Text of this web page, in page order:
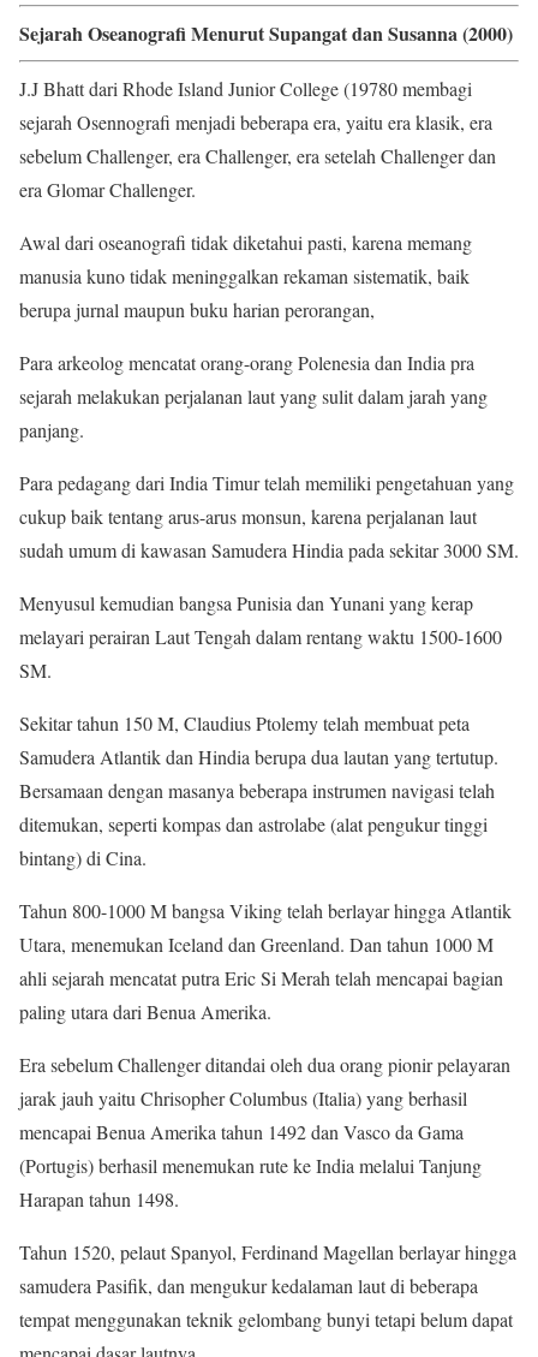
Sejarah Oseanografi Menurut Supangat dan Susanna (2000)
J.J Bhatt dari Rhode Island Junior College (19780 membagi
sejarah Osennografi menjadi beberapa era, yaitu era klasik, era
sebelum Challenger, era Challenger, era setelah Challenger dan
era Glomar Challenger.
Awal dari oseanografi tidak diketahui pasti, karena memang
manusia kuno tidak meninggalkan rekaman sistematik, baik
berupa jurnal maupun buku harian perorangan,
Para arkeolog mencatat orang-orang Polenesia dan India pra
sejarah melakukan perjalanan laut yang sulit dalam jarah yang
panjang.
Para pedagang dari India Timur telah memiliki pengetahuan yang
cukup baik tentang arus-arus monsun, karena perjalanan laut
sudah umum di kawasan Samudera Hindia pada sekitar 3000 SM.
Menyusul kemudian bangsa Punisia dan Yunani yang kerap
melayari perairan Laut Tengah dalam rentang waktu 1500-1600
SM.
Sekitar tahun 150 M, Claudius Ptolemy telah membuat peta
Samudera Atlantik dan Hindia berupa dua lautan yang tertutup.
Bersamaan dengan masanya beberapa instrumen navigasi telah
ditemukan, seperti kompas dan astrolabe (alat pengukur tinggi
bintang) di Cina.
Tahun 800-1000 M bangsa Viking telah berlayar hingga Atlantik
Utara, menemukan Iceland dan Greenland. Dan tahun 1000 M
ahli sejarah mencatat putra Eric Si Merah telah mencapai bagian
paling utara dari Benua Amerika.
Era sebelum Challenger ditandai oleh dua orang pionir pelayaran
jarak jauh yaitu Chrisopher Columbus (Italia) yang berhasil
mencapai Benua Amerika tahun 1492 dan Vasco da Gama
(Portugis) berhasil menemukan rute ke India melalui Tanjung
Harapan tahun 1498.
Tahun 1520, pelaut Spanyol, Ferdinand Magellan berlayar hingga
samudera Pasifik, dan mengukur kedalaman laut di beberapa
tempat menggunakan teknik gelombang bunyi tetapi belum dapat